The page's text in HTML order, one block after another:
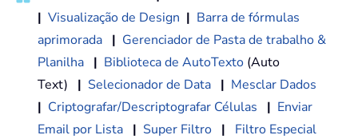
| Visualização de Design | Barra de fórmulas
aprimorada | Gerenciador de Pasta de trabalho &
Planilha | Biblioteca de AutoTexto (Auto
Text) | Selecionador de Data | Mesclar Dados
| Criptografar/Descriptografar Células | Enviar
Email por Lista | Super Filtro |
Filtro Especial